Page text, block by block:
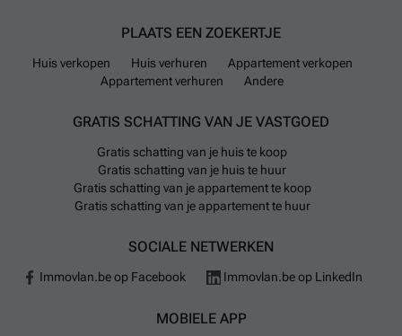
PLAATS EEN ZOEKERTJE
Huis verkopen Huis verhuren
Appartement verkopen
Appartement verhuren
Andere
GRATIS SCHATTING VAN JE VASTGOED
Gratis schatting van je huis te koop
Gratis schatting van je huis te huur
Gratis schatting van je appartement te koop
Gratis schatting van je appartement te huur
SOCIALE NETWERKEN
Immovlan.be op Facebook Immovlan.be op LinkedIn
MOBIELE APP